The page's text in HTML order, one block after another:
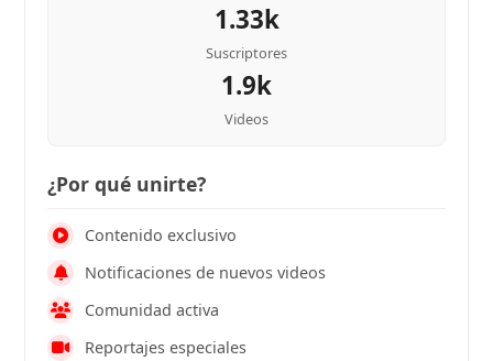
1.33k
Suscriptores
1.9k
Videos
¿Por qué unirte?
Contenido exclusivo
Notificaciones de nuevos videos
Comunidad activa
Reportajes especiales